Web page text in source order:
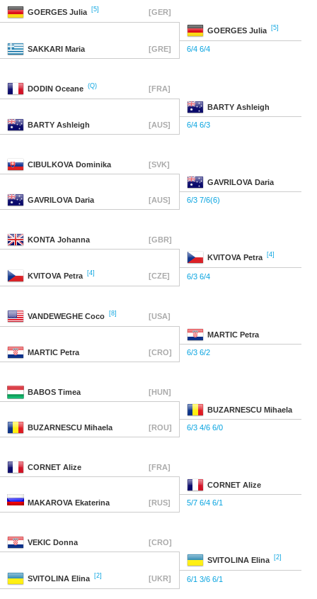
GOERGES Julia [5] [GER]
GOERGES Julia [5]
SAKKARI Maria [GRE] 6/4 6/4
DODIN Oceane (Q) [FRA]
BARTY Ashleigh
BARTY Ashleigh [AUS] 6/4 6/3
CIBULKOVA Dominika [SVK]
GAVRILOVA Daria
GAVRILOVA Daria [AUS] 6/3 7/6(6)
KONTA Johanna [GBR]
KVITOVA Petra [4]
KVITOVA Petra [4] [CZE] 6/3 6/4
VANDEWEGHE Coco [8] [USA]
MARTIC Petra
MARTIC Petra [CRO] 6/3 6/2
BABOS Timea [HUN]
BUZARNESCU Mihaela
BUZARNESCU Mihaela [ROU] 6/3 4/6 6/0
CORNET Alize [FRA]
CORNET Alize
MAKAROVA Ekaterina [RUS] 5/7 6/4 6/1
VEKIC Donna [CRO]
SVITOLINA Elina [2]
SVITOLINA Elina [2] [UKR] 6/1 3/6 6/1